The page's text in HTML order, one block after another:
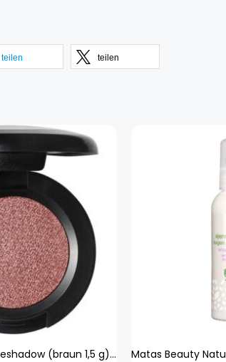
teilen teilen
MAC Cosmetics Eyeshadow (braun 1,5 g) Beauty, Make-up, Augen, Lidschatten